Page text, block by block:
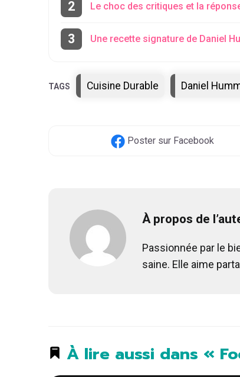
Le choc des critiques et la
Une recette signature de Daniel
Étiquettes
Cuisine Durable Daniel
Postersur Facebook
À propos de
Passionnée par le
saine. Elle aime
À lire aussi dans «